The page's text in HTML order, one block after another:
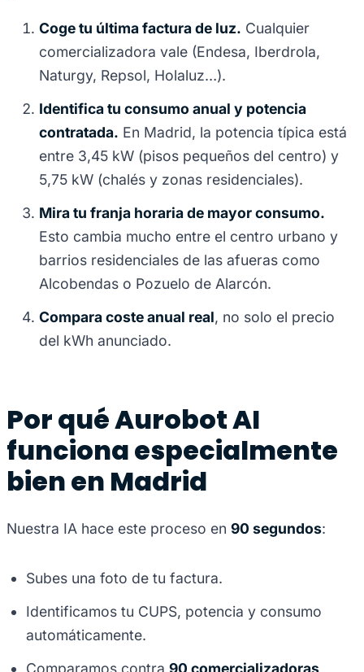
Coge tu última factura de luz. Cualquier
comercializadora vale (Endesa, Iberdrola,
Naturgy, Repsol, Holaluz…).
Identifica tu consumo anual y potencia
contratada. En Madrid, la potencia típica está
entre 3,45 kW (pisos pequeños del centro) y
5,75 kW (chalés y zonas residenciales).
Mira tu franja horaria de mayor consumo.
Esto cambia mucho entre el centro urbano y
barrios residenciales de las afueras como
Alcobendas o Pozuelo de Alarcón.
Compara coste anual real, no solo el precio
del kWh anunciado.
Por qué Aurobot AI
funciona especialmente
bien en Madrid
Nuestra IA hace este proceso en 90 segundos:
Subes una foto de tu factura.
Identificamos tu CUPS, potencia y consumo
automáticamente.
Comparamos contra 90 comercializadoras